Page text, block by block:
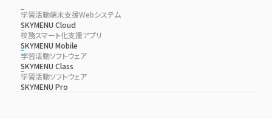
学習活動端末支援Webシステム
SKYMENU Cloud
校務スマート化支援アプリ
SKYMENU Mobile
学習活動ソフトウェア
SKYMENU Class
学習活動ソフトウェア
SKYMENU Pro